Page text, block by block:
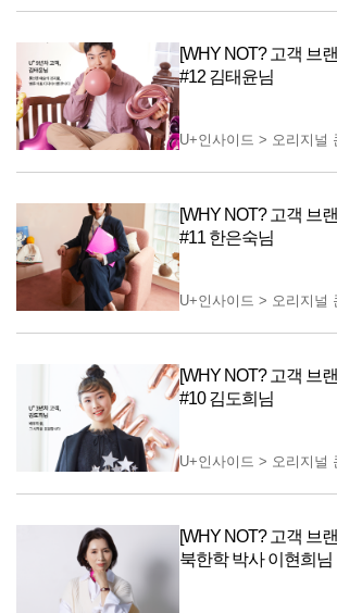
[WHY NOT? 고객 브
#12 김태윤님
U+인사이드 > 오리지널
[WHY NOT? 고객 브
#11 한은숙님
U+인사이드 > 오리지널
[WHY NOT? 고객 브
#10 김도희님
U+인사이드 > 오리지널
[WHY NOT? 고객 브
북한학 박사 이현희님